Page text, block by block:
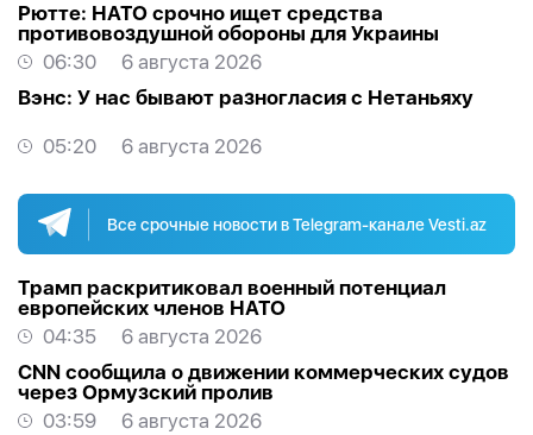
Рютте: НАТО срочно ищет средства
противовоздушной обороны для Украины
06:30
6 августа 2026
Вэнс: У нас бывают разногласия с Нетаньяху
05:20 6 августа 2026
Все срочные новости в Telegram-канале Vesti.az
Трамп раскритиковал военный потенциал
европейских членов НАТО
04:35
6 августа 2026
CNN сообщила о движении коммерческих судов
через Ормузский пролив
03:59
6 августа 2026